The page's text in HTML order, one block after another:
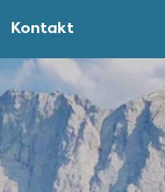
Kontakt